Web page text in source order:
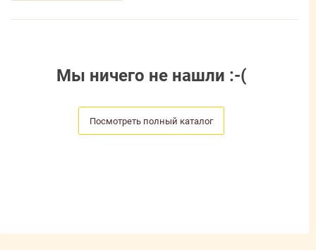
Мы ничего не нашли :-(
Посмотреть полный каталог